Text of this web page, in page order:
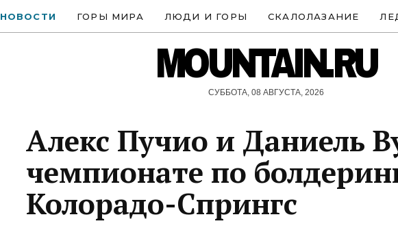
НОВОСТИ ГОРЫ МИРА ЛЮДИ И ГОРЫ СКАЛОЛАЗАНИЕ
MOUNTAIN.RU
СУББОТА, 08 АВГУСТА, 2026
Алекс Пучио и Даниель
чемпионате по
Колорадо-Спрингс